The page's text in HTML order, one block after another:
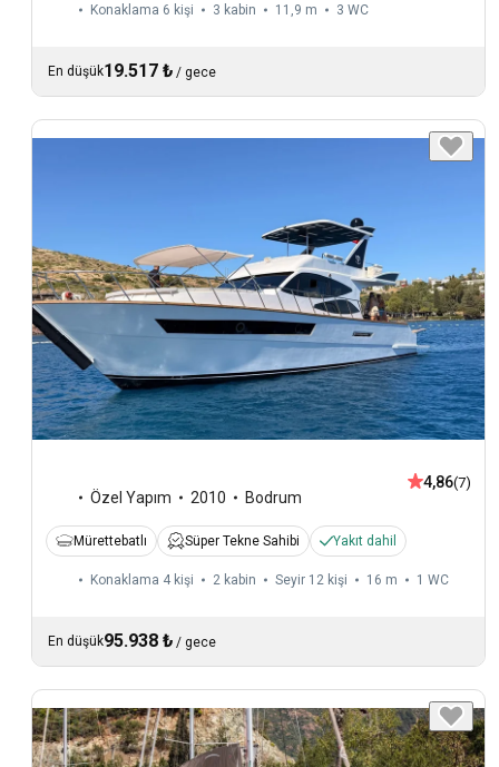
Konaklama 6 kişi 3 kabin 11,9 m 3 WC
En düşük19.517 ₺ / gece
Özel Yapım 2010 Bodrum
4,86(7)
Mürettebatlı Süper Tekne Sahibi Yakıt dahil
Konaklama 4 kişi 2 kabin Seyir 12 kişi 16 m 1 WC
En düşük95.938 ₺ / gece